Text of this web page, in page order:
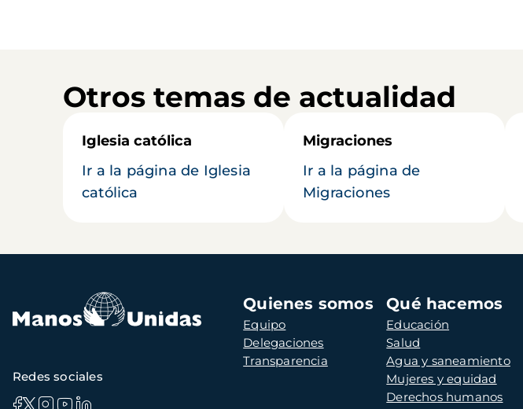
Otros temas de actualidad
Iglesia católica
Ir a la página de Iglesia
católica
Migraciones
Ir a la página de
Migraciones
Navegación
principal
Quienes somos
Equipo
Delegaciones
Transparencia
Qué hacemos
Educación
Salud
Agua y saneamiento
Mujeres y equidad
Derechos humanos
Redes sociales